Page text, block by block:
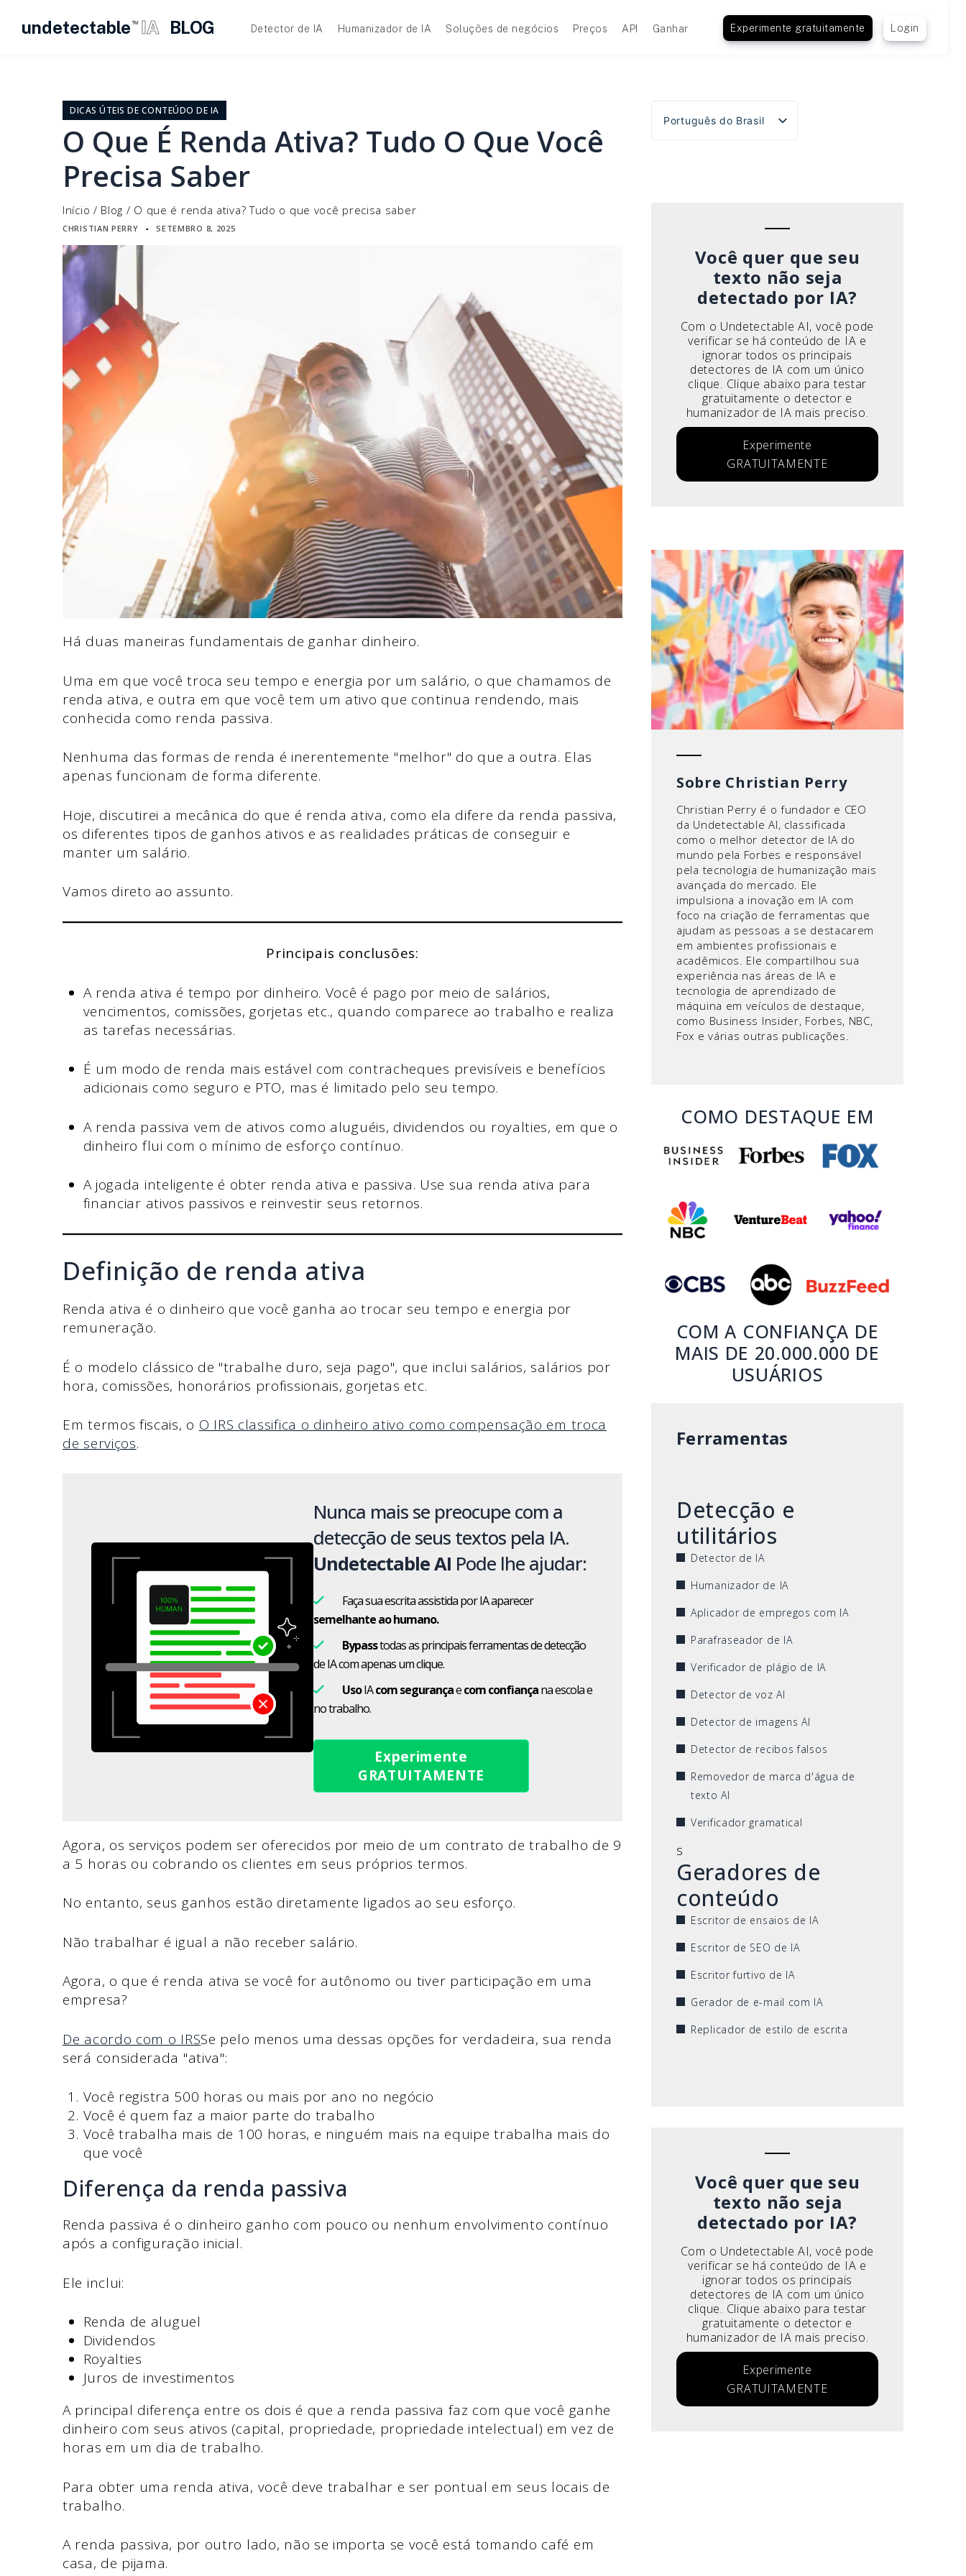
undetectable TM IA BLOG Detector de IA Humanizador de IA Soluções de negócios Preços API Ganhar Experimente gratuitamente Login
conteúdo
DICAS ÚTEIS DE CONTEÚDO DE IA
O Que É Renda Ativa? Tudo O Que Você
Precisa Saber
Início / Blog / O que é renda ativa? Tudo o que você precisa saber
CHRISTIAN PERRY ▪ SETEMBRO 8, 2025
Há duas maneiras fundamentais de ganhar dinheiro.
Uma em que você troca seu tempo e energia por um salário, o que chamamos de
renda ativa, e outra em que você tem um ativo que continua rendendo, mais
conhecida como renda passiva.
Nenhuma das formas de renda é inerentemente "melhor" do que a outra. Elas
apenas funcionam de forma diferente.
Hoje, discutirei a mecânica do que é renda ativa, como ela difere da renda passiva,
os diferentes tipos de ganhos ativos e as realidades práticas de conseguir e
manter um salário.
Vamos direto ao assunto.
Principais conclusões:
A renda ativa é tempo por dinheiro. Você é pago por meio de salários,
vencimentos, comissões, gorjetas etc., quando comparece ao trabalho e realiza
as tarefas necessárias.
É um modo de renda mais estável com contracheques previsíveis e benefícios
adicionais como seguro e PTO, mas é limitado pelo seu tempo.
A renda passiva vem de ativos como aluguéis, dividendos ou royalties, em que o
dinheiro flui com o mínimo de esforço contínuo.
A jogada inteligente é obter renda ativa e passiva. Use sua renda ativa para
financiar ativos passivos e reinvestir seus retornos.
Definição de renda ativa
Renda ativa é o dinheiro que você ganha ao trocar seu tempo e energia por
remuneração.
É o modelo clássico de "trabalhe duro, seja pago", que inclui salários, salários por
hora, comissões, honorários profissionais, gorjetas etc.
Em termos fiscais, o O IRS classifica o dinheiro ativo como compensação em troca
de serviços.
Nunca mais se preocupe com a
detecção de seus textos pela IA.
Undetectable AI Pode lhe ajudar:
Faça sua escrita assistida por IA aparecer
semelhante ao humano.
Bypasstodas as principais ferramentas de detecção
de IA com apenas um clique.
UsoIAcom segurançaecom confiançana escola e
no trabalho.
Experimente
GRATUITAMENTE
Agora, os serviços podem ser oferecidos por meio de um contrato de trabalho de 9
a 5 horas ou cobrando os clientes em seus próprios termos.
No entanto, seus ganhos estão diretamente ligados ao seu esforço.
Não trabalhar é igual a não receber salário.
Agora, o que é renda ativa se você for autônomo ou tiver participação em uma
empresa?
De acordo com o IRSSe pelo menos uma dessas opções for verdadeira, sua renda
será considerada "ativa":
Você registra 500 horas ou mais por ano no negócio
Você é quem faz a maior parte do trabalho
Você trabalha mais de 100 horas, e ninguém mais na equipe trabalha mais do
que você
Diferença da renda passiva
Renda passiva é o dinheiro ganho com pouco ou nenhum envolvimento contínuo
após a configuração inicial.
Ele inclui:
Renda de aluguel
Dividendos
Royalties
Juros de investimentos
A principal diferença entre os dois é que a renda passiva faz com que você ganhe
dinheiro com seus ativos (capital, propriedade, propriedade intelectual) em vez de
horas em um dia de trabalho.
Para obter uma renda ativa, você deve trabalhar e ser pontual em seus locais de
trabalho.
A renda passiva, por outro lado, não se importa se você está tomando café em
casa, de pijama.
Português do Brasil
English
Você quer que seu
texto não seja
detectado por IA?
Com o Undetectable AI, você pode
verificar se há conteúdo de IA e
ignorar todos os principais
detectores de IA com um único
clique. Clique abaixo para testar
gratuitamente o detector e
humanizador de IA mais preciso.
Experimente
GRATUITAMENTE
Sobre Christian Perry
Christian Perry é o fundador e CEO
da Undetectable AI, classificada
como o melhor detector de IA do
mundo pela Forbes e responsável
pela tecnologia de humanização mais
avançada do mercado. Ele
impulsiona a inovação em IA com
foco na criação de ferramentas que
ajudam as pessoas a se destacarem
em ambientes profissionais e
acadêmicos. Ele compartilhou sua
experiência nas áreas de IA e
tecnologia de aprendizado de
máquina em veículos de destaque,
como Business Insider, Forbes, NBC,
Fox e várias outras publicações.
COMO DESTAQUE EM
COM A CONFIANÇA DE
MAIS DE 20.000.000 DE
USUÁRIOS
Ferramentas
Detecção e
utilitários
Detector de IA
Humanizador de IA
Aplicador de empregos com IA
Parafraseador de IA
Verificador de plágio de IA
Detector de voz AI
Detector de imagens AI
Detector de recibos falsos
Removedor de marca d'água de
texto AI
Verificador gramatical
s
Geradores de
conteúdo
Escritor de ensaios de IA
Escritor de SEO de IA
Escritor furtivo de IA
Gerador de e-mail com IA
Replicador de estilo de escrita
Você quer que seu
texto não seja
detectado por IA?
Com o Undetectable AI, você pode
verificar se há conteúdo de IA e
ignorar todos os principais
detectores de IA com um único
clique. Clique abaixo para testar
gratuitamente o detector e
humanizador de IA mais preciso.
Experimente
GRATUITAMENTE